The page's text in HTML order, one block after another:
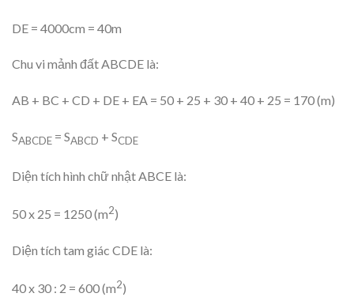
DE = 4000cm = 40m
Chu vi mảnh đất ABCDE là:
AB + BC + CD + DE + EA = 50 + 25 + 30 + 40 + 25 = 170 (m)
SABCDE = SABCD + SCDE
Diện tích hình chữ nhật ABCE là:
50 x 25 = 1250 (m2)
Diện tích tam giác CDE là:
40 x 30 : 2 = 600 (m2)